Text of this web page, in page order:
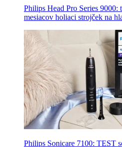
Philips Head Pro Series
mesiacov holiaci strojček na
Philips Sonicare 7100: TEST